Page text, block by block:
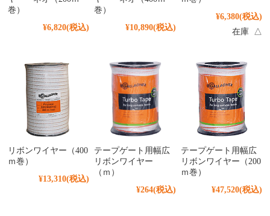
巻）
¥6,820(税込)
巻）
¥10,890(税込)
¥6,380(税込)
在庫 △
リボンワイヤー（400
ｍ巻）
¥13,310(税込)
テープゲート用幅広
リボンワイヤー
（ｍ）
¥264(税込)
テープゲート用幅広
リボンワイヤー（200
ｍ巻）
¥47,520(税込)